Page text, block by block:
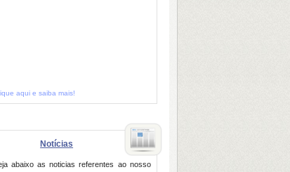
aqui e saiba mais!
Notícias
abaixo as noticias referentes ao nosso